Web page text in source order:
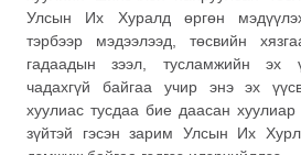
Улсын Их Хуралд өргөн
тэрбээр мэдээлээд, төсвийн
гадаадын зээл, тусламжийн эх
чадахгүй байгаа учир энэ эх
хуулиас тусдаа бие даасан
зүйтэй гэсэн зарим Улсын Их